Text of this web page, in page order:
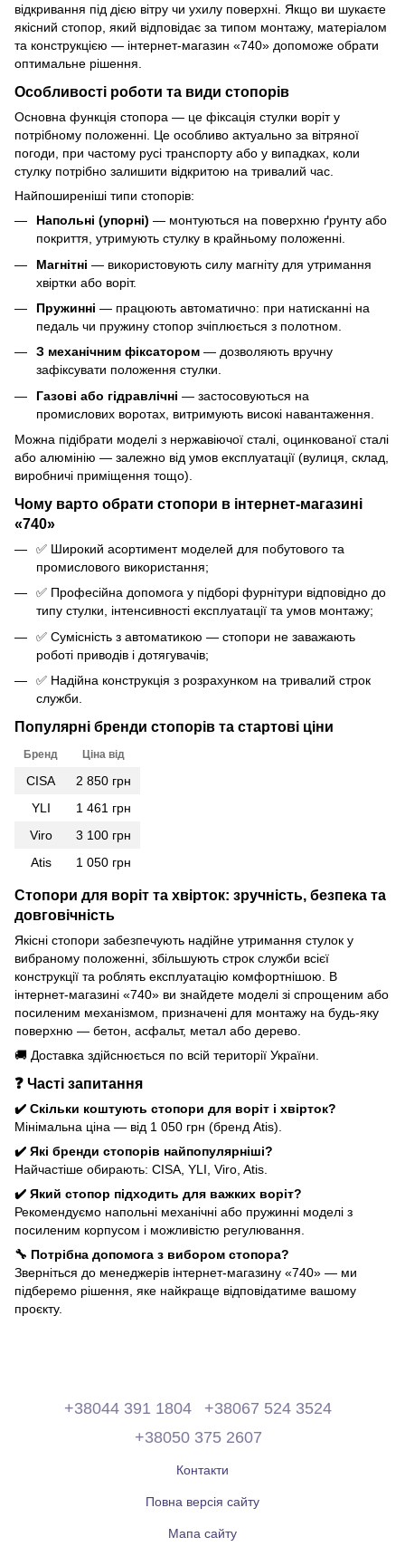
відкривання під дією вітру чи ухилу поверхні. Якщо ви шукаєте
якісний стопор, який відповідає за типом монтажу, матеріалом
та конструкцією — інтернет-магазин «740» допоможе обрати
оптимальне рішення.
Особливості роботи та види стопорів
Основна функція стопора — це фіксація стулки воріт у
потрібному положенні. Це особливо актуально за вітряної
погоди, при частому русі транспорту або у випадках, коли
стулку потрібно залишити відкритою на тривалий час.
Найпоширеніші типи стопорів:
Напольні (упорні) — монтуються на поверхню ґрунту або
покриття, утримують стулку в крайньому положенні.
Магнітні — використовують силу магніту для утримання
хвіртки або воріт.
Пружинні — працюють автоматично: при натисканні на
педаль чи пружину стопор зчіплюється з полотном.
З механічним фіксатором — дозволяють вручну
зафіксувати положення стулки.
Газові або гідравлічні — застосовуються на
промислових воротах, витримують високі навантаження.
Можна підібрати моделі з нержавіючої сталі, оцинкованої сталі
або алюмінію — залежно від умов експлуатації (вулиця, склад,
виробничі приміщення тощо).
Чому варто обрати стопори в інтернет-магазині
«740»
✅ Широкий асортимент моделей для побутового та
промислового використання;
✅ Професійна допомога у підборі фурнітури відповідно до
типу стулки, інтенсивності експлуатації та умов монтажу;
✅ Сумісність з автоматикою — стопори не заважають
роботі приводів і дотягувачів;
✅ Надійна конструкція з розрахунком на тривалий строк
служби.
Популярні бренди стопорів та стартові ціни
Бренд Ціна від
CISA
2 850 грн
YLI
1 461 грн
Viro
3 100 грн
Atis
1 050 грн
Стопори для воріт та хвірток: зручність, безпека та
довговічність
Якісні стопори забезпечують надійне утримання стулок у
вибраному положенні, збільшують строк служби всієї
конструкції та роблять експлуатацію комфортнішою. В
інтернет-магазині «740» ви знайдете моделі зі спрощеним або
посиленим механізмом, призначені для монтажу на будь-яку
поверхню — бетон, асфальт, метал або дерево.
🚚 Доставка здійснюється по всій території України.
❓ Часті запитання
✔️ Скільки коштують стопори для воріт і хвірток?
Мінімальна ціна — від 1 050 грн (бренд Atis).
✔️ Які бренди стопорів найпопулярніші?
Найчастіше обирають: CISA, YLI, Viro, Atis.
✔️ Який стопор підходить для важких воріт?
Рекомендуємо напольні механічні або пружинні моделі з
посиленим корпусом і можливістю регулювання.
🔧 Потрібна допомога з вибором стопора?
Зверніться до менеджерів інтернет-магазину «740» — ми
підберемо рішення, яке найкраще відповідатиме вашому
проєкту.
+38044 391 1804
+38067 524 3524
+38050 375 2607
Контакти
Повна версія сайту
Мапа сайту